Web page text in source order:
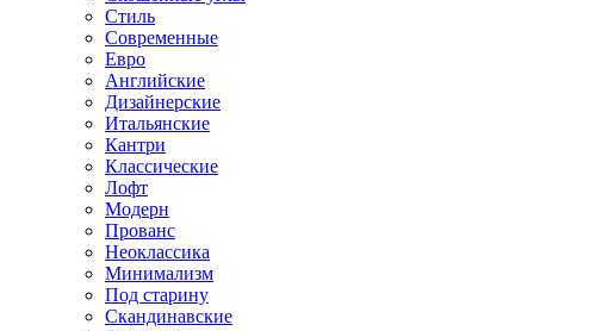
Стиль
Современные
Евро
Английские
Дизайнерские
Итальянские
Кантри
Классические
Лофт
Модерн
Прованс
Неоклассика
Минимализм
Под старину
Скандинавские